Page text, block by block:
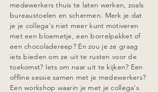
medewerkers thuis te laten werken, zoals
bureaustoelen en schermen. Merk je dat
je je collega's niet meer kunt motiveren
met een bloemetje, een borrelpakket of
een chocoladereep? En zou je ze graag
iets bieden om ze uit te rusten voor de
toekomst? Iets om naar uit te kijken? Een
offline sessie samen met je medewerkers?
Een workshop waarin je met je collega's